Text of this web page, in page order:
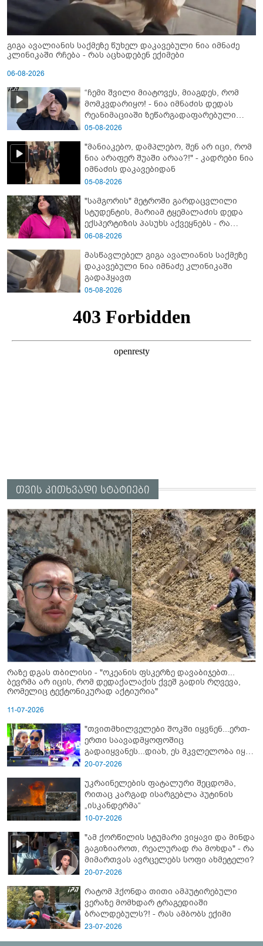
გიგა ავალიანის საქმეზე წუხელ დაკავებული ნია იმნაძე
კლინიკაში რჩება - რას აცხადებენ ექიმები
06-08-2026
“ჩემი შვილი მიატოვეს, მიაგდეს, რომ
მომკვდარიყო! - ნია იმნაძის დედას
რეანიმაციაში ზეწარგადაფარებული
შვილი არ უნახავს” - გიგა ავალიანის
05-08-2026
"მანიაკებო, დამპლებო, შენ არ იცი, რომ
ნია არაფერ შუაში არაა?!" - კადრები ნია
იმნაძის დაკავებიდან
05-08-2026
"სამგორის" მეტროში გარდაცვლილი
სტუდენტის, მარიამ ტყემალაძის დედა
ექსპერტიზის პასუხს აქვეყნებს - რა
გახდა გოგონას გარდაცვალების მიზეზი?
06-08-2026
მასწავლებელ გიგა ავალიანის საქმეზე
დაკავებული ნია იმნაძე კლინიკაში
გადაჰყავთ
05-08-2026
თვის კითხვადი სტატიები
რაზე დგას თბილისი - "ოკეანის ფსკერზე დავაბიჯებთ...
ბევრმა არ იცის, რომ დედაქალაქის ქვეშ გადის რღვევა,
რომელიც ტექტონიკურად აქტიურია"
11-07-2026
"თვითმხილველები შოკში იყვნენ...ერთ-
ერთი საავადმყოფოშიც
გადაიყვანეს...დიახ, ეს მკვლელობა იყო"
- გორში დატრიალებული ტრაგედიის
20-07-2026
უკრაინელების ფატალური შეცდომა,
რითაც კარგად ისარგებლა პუტინის
„ისკანდერმა“
10-07-2026
"ამ ქორწილის სტუმარი ვიყავი და მინდა
გაგიზიაროთ, რეალურად რა მოხდა" - რა
მიმართვას ავრცელებს სოფი ახმეტელი?
20-07-2026
რატომ ჰქონდა თითი ამპუტირებული
ვერაზე მომხდარ ტრაგედიაში
ბრალდებულს?! - რას ამბობს ექიმი
23-07-2026